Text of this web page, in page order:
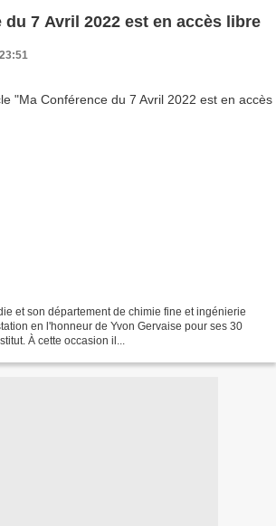
du 7 Avril 2022 est en accès libre
et son département de chimie fine et ingénierie
en l'honneur de Yvon Gervaise pour ses 30
À cette occasion il...